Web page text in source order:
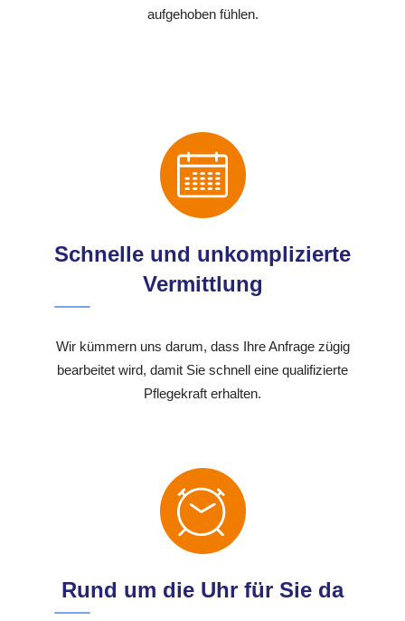
aufgehoben fühlen.
Schnelle und unkomplizierte
Vermittlung
Wir kümmern uns darum, dass Ihre Anfrage zügig
bearbeitet wird, damit Sie schnell eine qualifizierte
Pflegekraft erhalten.
Rund um die Uhr für Sie da